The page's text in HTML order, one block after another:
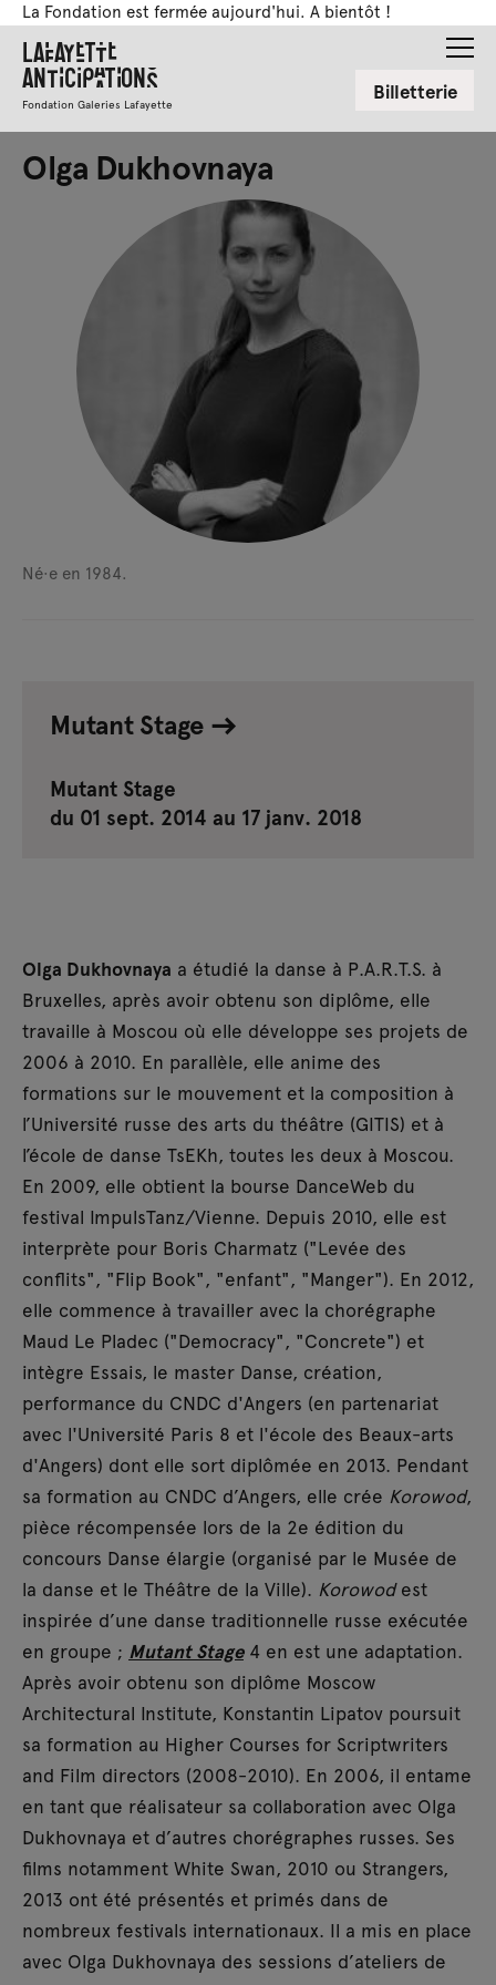
La Fondation est fermée aujourd'hui. A bientôt !
Lafayette
Anticipations
Fondation Galeries Lafayette Billetterie
Olga Dukhovnaya
Né·e en 1984.
Mutant Stage
Mutant Stage
du 01 sept. 2014 au 17 janv. 2018
Olga Dukhovnaya a étudié la danse à P.A.R.T.S. à
Bruxelles, après avoir obtenu son diplôme, elle
travaille à Moscou où elle développe ses projets de
2006 à 2010. En parallèle, elle anime des
formations sur le mouvement et la composition à
l’Université russe des arts du théâtre (GITIS) et à
l’école de danse TsEKh, toutes les deux à Moscou.
En 2009, elle obtient la bourse DanceWeb du
festival ImpulsTanz/Vienne. Depuis 2010, elle est
interprète pour Boris Charmatz ("Levée des
conflits", "Flip Book", "enfant", "Manger"). En 2012,
elle commence à travailler avec la chorégraphe
Maud Le Pladec ("Democracy", "Concrete") et
intègre Essais, le master Danse, création,
performance du CNDC d'Angers (en partenariat
avec l'Université Paris 8 et l'école des Beaux-arts
d'Angers) dont elle sort diplômée en 2013. Pendant
sa formation au CNDC d’Angers, elle crée Korowod,
pièce récompensée lors de la 2e édition du
concours Danse élargie (organisé par le Musée de
la danse et le Théâtre de la Ville). Korowodest
inspirée d’une danse traditionnelle russe exécutée
en groupe ; Mutant Stage4 en est une adaptation.
Après avoir obtenu son diplôme Moscow
Architectural Institute, Konstantin Lipatov poursuit
sa formation au Higher Courses for Scriptwriters
and Film directors (2008-2010). En 2006, il entame
en tant que réalisateur sa collaboration avec Olga
Dukhovnaya et d’autres chorégraphes russes. Ses
films notamment White Swan, 2010 ou Strangers,
2013 ont été présentés et primés dans de
nombreux festivals internationaux. Il a mis en place
avec Olga Dukhovnaya des sessions d’ateliers de